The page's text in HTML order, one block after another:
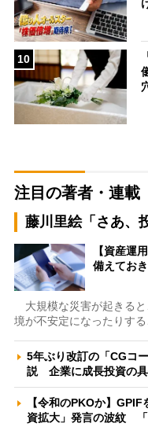
10
注目の著者・連載
藤川里絵「さあ、
【資産運
備えてお
大規模な災害が起きる
境が不安定になったりす
5年ぶり改訂の「CGコ
説 企業に成長投資の
【令和のPKOか】
資拡大」発言の波紋